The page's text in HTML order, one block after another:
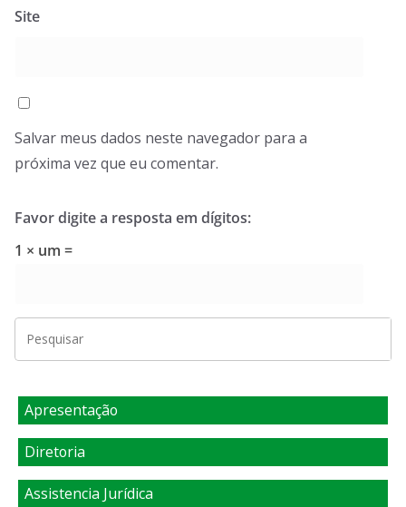
Site
Salvar meus dados neste navegador para a
próxima vez que eu comentar.
Favor digite a resposta em dígitos:
1 × um =
Apresentação
Diretoria
Assistencia Jurídica